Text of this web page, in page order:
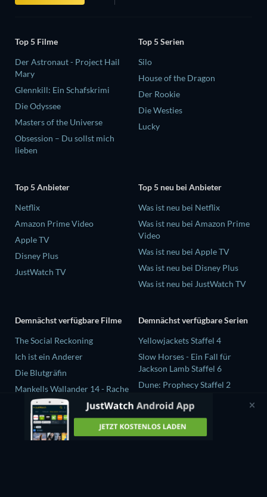
Top 5 Filme
Der Astronaut - Project Hail
Mary
Glennkill: Ein Schafskrimi
Die Odyssee
Masters of the Universe
Obsession – Du sollst mich
lieben
Top 5 Serien
Silo
House of the Dragon
Der Rookie
Die Westies
Lucky
Top 5 Anbieter
Netflix
Amazon Prime Video
Apple TV
Disney Plus
JustWatch TV
Top 5 neu bei Anbieter
Was ist neu bei Netflix
Was ist neu bei Amazon Prime
Video
Was ist neu bei Apple TV
Was ist neu bei Disney Plus
Was ist neu bei JustWatch TV
Demnächst verfügbare Filme
The Social Reckoning
Ich ist ein Anderer
Die Blutgräfin
Mankells Wallander 14 - Rache
Beast Race
Demnächst verfügbare Serien
Yellowjackets Staffel 4
Slow Horses - Ein Fall für
Jackson Lamb Staffel 6
Dune: Prophecy Staffel 2
The Gentlemen Staffel 2
Love Is Blind: UK Staffel 3